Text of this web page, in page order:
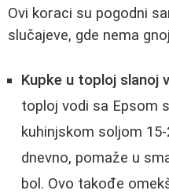
Ovi koraci su pogodni
slučajeve, gde nema
Kupke u toploj slanoj
toploj vodi sa Epsom
kuhinjskom soljom
dnevno, pomaže u
bol. Ovo takođe